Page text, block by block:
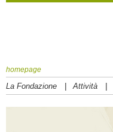
homepage
La Fondazione | Attività |